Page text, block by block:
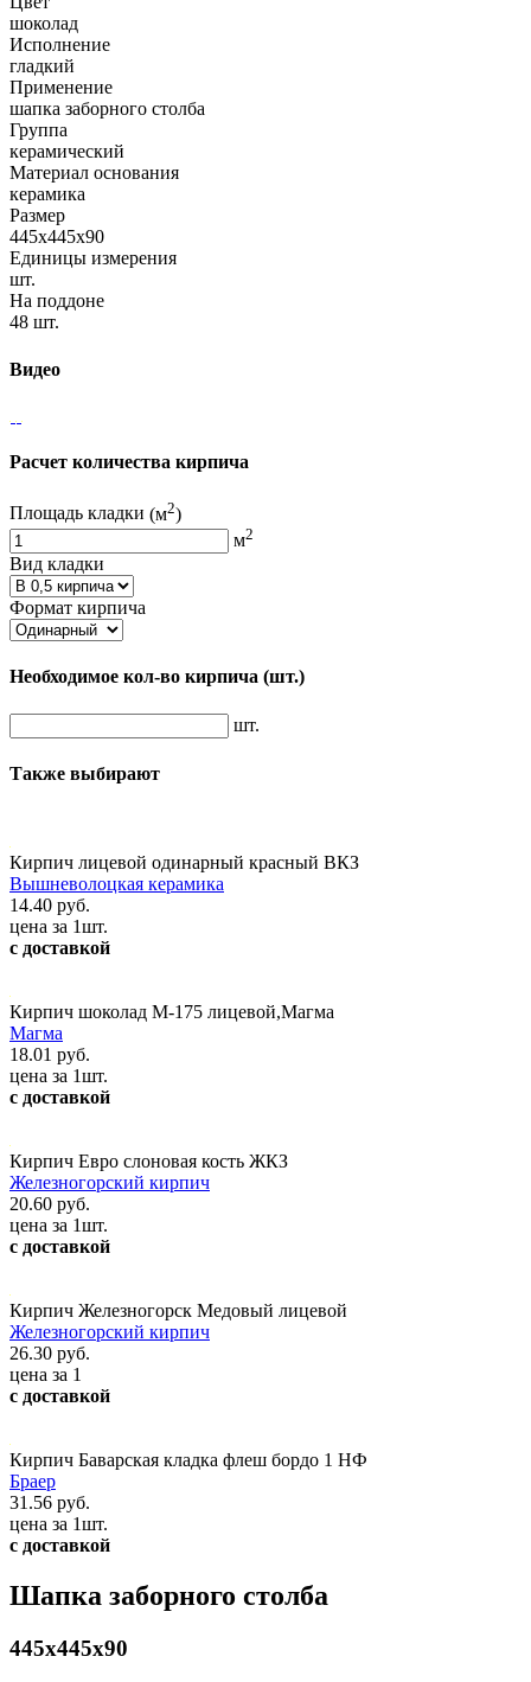
шоколад
Исполнение
гладкий
Применение
шапка заборного столба
Группа
керамический
Материал основания
керамика
Размер
445x445x90
Единицы измерения
шт.
На поддоне
48 шт.
Видео
Расчет количества кирпича
Площадь кладки (м2)
м2
Вид кладки
Формат кирпича
Необходимое кол-во кирпича (шт.)
шт.
Также выбирают
Кирпич лицевой одинарный красный ВКЗ
Вышневолоцкая керамика
14.40 руб.
цена за 1шт.
с доставкой
Кирпич шоколад М-175 лицевой,Магма
Магма
18.01 руб.
цена за 1шт.
с доставкой
Кирпич Евро слоновая кость ЖКЗ
Железногорский кирпич
20.60 руб.
цена за 1шт.
с доставкой
Кирпич Железногорск Медовый лицевой
Железногорский кирпич
26.30 руб.
цена за 1
с доставкой
Кирпич Баварская кладка флеш бордо 1 НФ
Браер
31.56 руб.
цена за 1шт.
с доставкой
Шапка заборного столба
445х445х90